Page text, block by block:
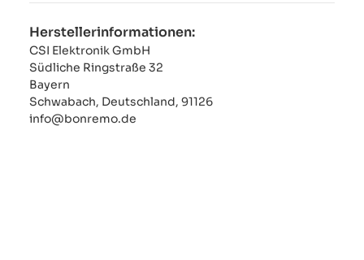
Herstellerinformationen:
CSI Elektronik GmbH
Südliche Ringstraße 32
Bayern
Schwabach, Deutschland, 91126
info@bonremo.de